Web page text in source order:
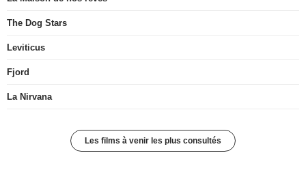
The Dog Stars
Leviticus
Fjord
La Nirvana
Les films à venir les plus consultés